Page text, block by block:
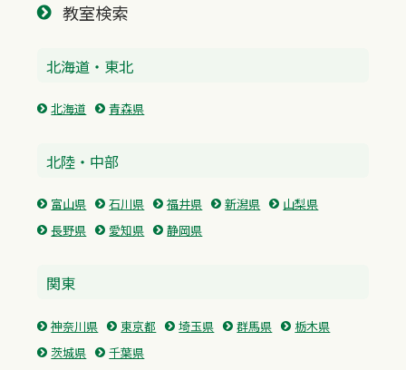
教室検索
北海道・東北
北海道 青森県
北陸・中部
富山県 石川県 福井県 新潟県
山梨県
長野県
愛知県 静岡県
関東
神奈川県 東京都 埼玉県 群馬県
栃木県
茨城県
千葉県